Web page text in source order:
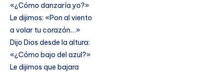
«¿Cómo danzaría yo?»
Le dijimos: «Pon al viento
a volar tu corazón…»
Dijo Dios desde la altura:
«¿Cómo bajo del azul?»
Le dijimos que bajara